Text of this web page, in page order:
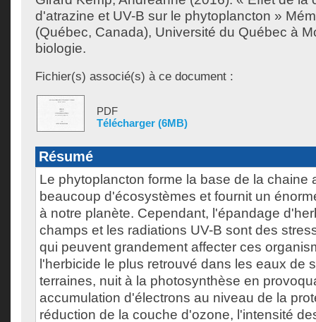
d'atrazine et UV-B sur le phytoplancton »
(Québec, Canada), Université du Québec à
biologie.
Fichier(s) associé(s) à ce document :
PDF
Télécharger (6MB)
Résumé
Le phytoplancton forme la base de la chaine
beaucoup d'écosystèmes et fournit un
à notre planète. Cependant, l'épandage
champs et les radiations UV-B sont des
qui peuvent grandement affecter ces
l'herbicide le plus retrouvé dans les eaux de
terraines, nuit à la photosynthèse en
accumulation d'électrons au niveau de la
réduction de la couche d'ozone, l'intensité